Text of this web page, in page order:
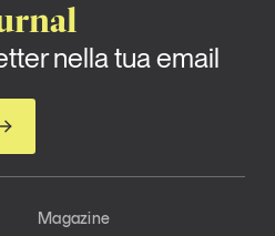
nella tua email
Magazine